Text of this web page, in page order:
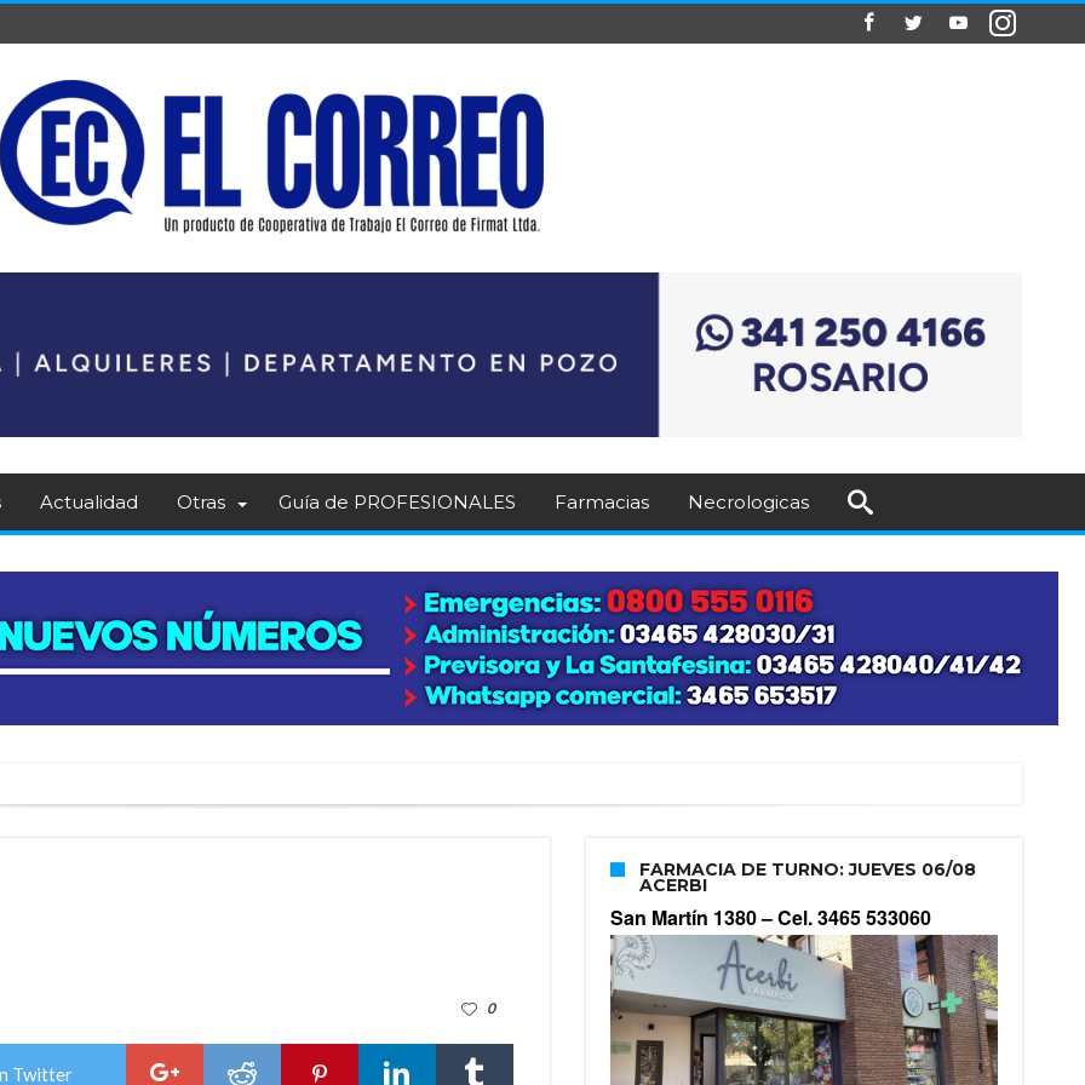
Actualidad Otras Guía de PROFESIONALES Farmacias Necrologicas
la Expo Dose
0
Twitter
FARMACIA DE TURNO: JUEVES 06/08
ACERBI
San Martín 1380 –Cel. 3465 533060